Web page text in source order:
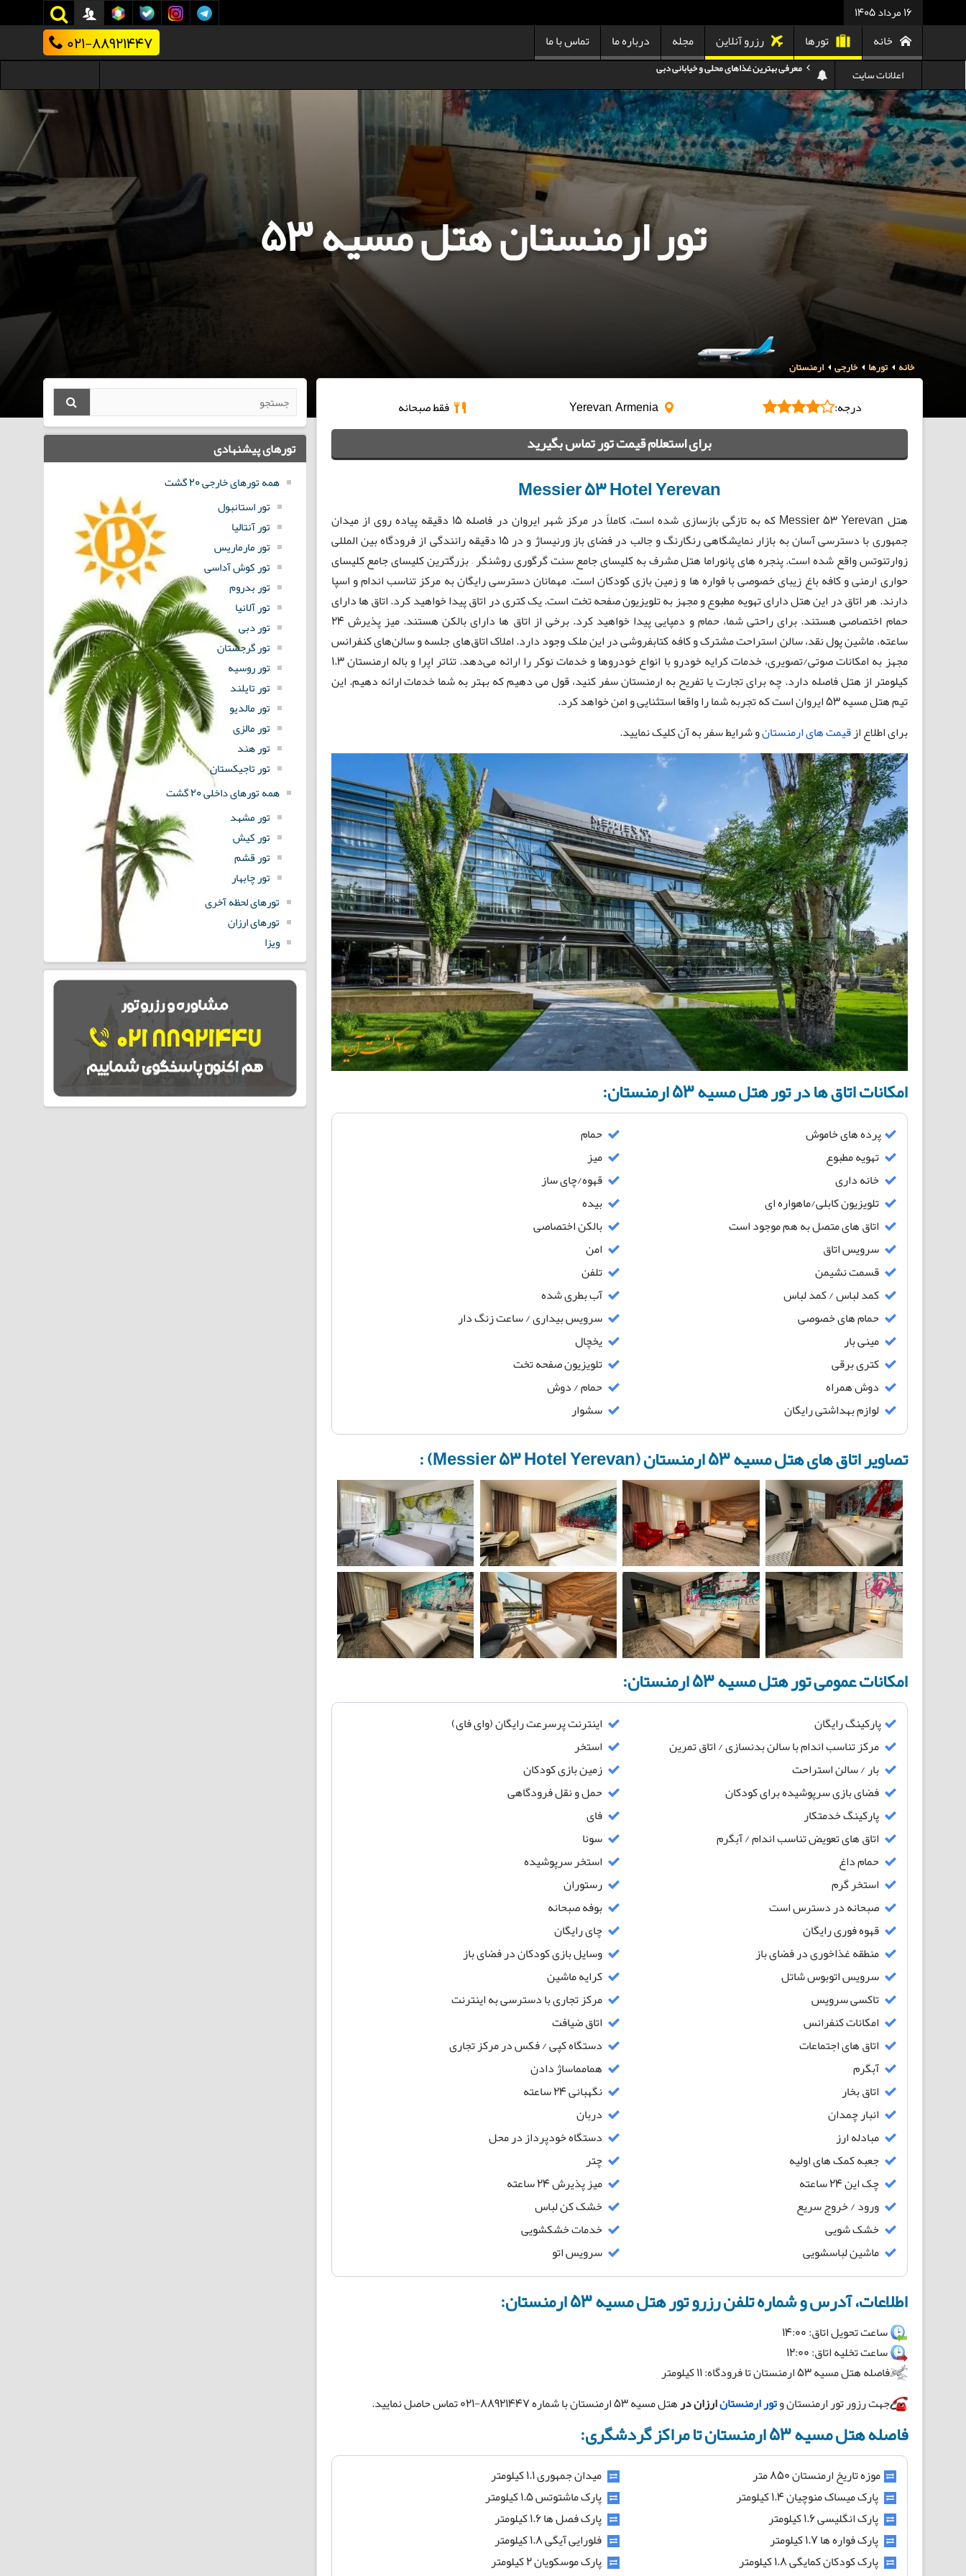
16 مرداد 1405
خانه تورها رزرو آنلاین مجله درباره ما تماس با ما 021-88921447
اعلانات سایت
هزینه سفر به تایلند
کدام هواپیمایی کدام ترمینال مهرآباد؟
استرداد بلیط هواپیما در شرایط جنگی
هزینه تفریحات استانبول ۲۰۲۵
سفر به ارمنستان | دیدنی‌ها و تجربیات جذاب
معرفی بهترین غذاهای محلی و خیابانی دبی
هزینه سفر به گرجستان
تور ارمنستان هتل مسیه ۵۳
خانه تورها خارجی ارمنستان
درجه: فقط صبحانه
برای استعلام قیمت تور تماس بگیرید
Messier 53 Hotel Yerevan
هتل Messier 53 Yerevan که به تازگی بازسازی شده است، کاملاً در مرکز شهر ایروان در فاصله 15 دقیقه پیاده روی از میدان
جمهوری با دسترسی آسان به بازار نمایشگاهی رنگارنگ و جالب در فضای باز ورنیساژ و در 15 دقیقه رانندگی از فرودگاه بین المللی
زوارتنوتس واقع شده است. پنجره های پانوراما هتل مشرف به کلیسای جامع سنت گرگوری روشنگر – بزرگترین کلیسای جامع کلیسای
حواری ارمنی و کافه باغ زیبای خصوصی با فواره ها و زمین بازی کودکان است. مهمانان دسترسی رایگان به مرکز تناسب اندام و اسپا
دارند. هر اتاق در این هتل دارای تهویه مطبوع و مجهز به تلویزیون صفحه تخت است. یک کتری در اتاق پیدا خواهید کرد. اتاق ها دارای
حمام اختصاصی هستند. برای راحتی شما، حمام و دمپایی پیدا خواهید کرد. برخی از اتاق ها دارای بالکن هستند. میز پذیرش 24
ساعته، ماشین پول نقد، سالن استراحت مشترک و کافه کتابفروشی در این ملک وجود دارد. املاک اتاق‌های جلسه و سالن‌های کنفرانس
مجهز به امکانات صوتی/تصویری، خدمات کرایه خودرو با انواع خودروها و خدمات نوکر را ارائه می‌دهد. تئاتر اپرا و باله ارمنستان 1.3
کیلومتر از هتل فاصله دارد. چه برای تجارت یا تفریح ​​به ارمنستان سفر کنید، قول می دهیم که بهتر به شما خدمات ارائه دهیم. این
تیم هتل مسیه 53 ایروان است که تجربه شما را واقعا استثنایی و امن خواهد کرد.
برای اطلاع ازقیمت های ارمنستانو شرایط سفر به آن کلیک نمایید.
امکانات اتاق ها در تور هتل مسیه ۵۳ ارمنستان:
پرده های خاموش
حمام
تهویه مطبوع
میز
خانه داری
قهوه/چای ساز
تلویزیون کابلی/ماهواره ای
بیده
اتاق های متصل به هم موجود است
بالکن اختصاصی
سرویس اتاق
امن
قسمت نشیمن
تلفن
کمد لباس / کمد لباس
آب بطری شده
حمام های خصوصی
سرویس بیداری / ساعت زنگ دار
مینی بار
یخچال
کتری برقی
تلویزیون صفحه تخت
دوش همراه
حمام / دوش
لوازم بهداشتی رایگان
سشوار
تصاویر اتاق های هتل مسیه ۵۳ ارمنستان (Messier 53 Hotel Yerevan) :
امکانات عمومی تور هتل مسیه ۵۳ ارمنستان:
پارکینگ رایگان
اینترنت پرسرعت رایگان (وای فای)
مرکز تناسب اندام با سالن بدنسازی / اتاق تمرین
استخر
بار / سالن استراحت
زمین بازی کودکان
فضای بازی سرپوشیده برای کودکان
حمل و نقل فرودگاهی
پارکینگ خدمتکار
فای
اتاق های تعویض تناسب اندام / آبگرم
سونا
حمام داغ
استخر سرپوشیده
استخر گرم
رستوران
صبحانه در دسترس است
بوفه صبحانه
قهوه فوری رایگان
چای رایگان
منطقه غذاخوری در فضای باز
وسایل بازی کودکان در فضای باز
سرویس اتوبوس شاتل
کرایه ماشین
تاکسی سرویس
مرکز تجاری با دسترسی به اینترنت
امکانات کنفرانس
اتاق ضیافت
اتاق های اجتماعات
دستگاه کپی / فکس در مرکز تجاری
آبگرم
همامماساژ دادن
اتاق بخار
نگهبانی 24 ساعته
انبار چمدان
دربان
مبادله ارز
دستگاه خودپرداز در محل
جعبه کمک های اولیه
چتر
چک این 24 ساعته
میز پذیرش 24 ساعته
ورود / خروج سریع
خشک کن لباس
خشک شویی
خدمات خشکشویی
ماشین لباسشویی
سرویس اتو
اطلاعات، آدرس و شماره تلفن رزرو تور هتل مسیه ۵۳ ارمنستان:
ساعت تحویل اتاق: 14:00
ساعت تخلیه اتاق: 12:00
فاصله هتل مسیه ۵۳ ارمنستان تا فرودگاه: 11 کیلومتر
جهت رزور تور ارمنستان وتور ارمنستانارزان درهتل مسیه ۵۳ ارمنستان با شماره 88921447-021 تماس حاصل نمایید.
فاصله هتل مسیه ۵۳ ارمنستان تا مراکز گردشگری:
موزه تاریخ ارمنستان 850 متر
میدان جمهوری 1.1 کیلومتر
پارک میساک منوچیان 1.4 کیلومتر
پارک ماشتوتس 1.5 کیلومتر
پارک انگلیسی 1.6 کیلومتر
پارک فصل ها 1.6 کیلومتر
پارک فواره ها 1.7 کیلومتر
فلورایی آیگی 1.8 کیلومتر
پارک کودکان کمایگی 1.8 کیلومتر
پارک موسکویان 2 کیلومتر
تورهای پیشنهادی
همه تورهای خارجی 20 گشت
تور استانبول
تور آنتالیا
تور مارماریس
تور کوش آداسی
تور بدروم
تور آلانیا
تور دبی
تور گرجستان
تور روسیه
تور تایلند
تور مالدیو
تور مالزی
تور هند
تور تاجیکستان
همه تورهای داخلی 20 گشت
تور مشهد
تور کیش
تور قشم
تور چابهار
تورهای لحظه آخری
تورهای ارزان
ویزا